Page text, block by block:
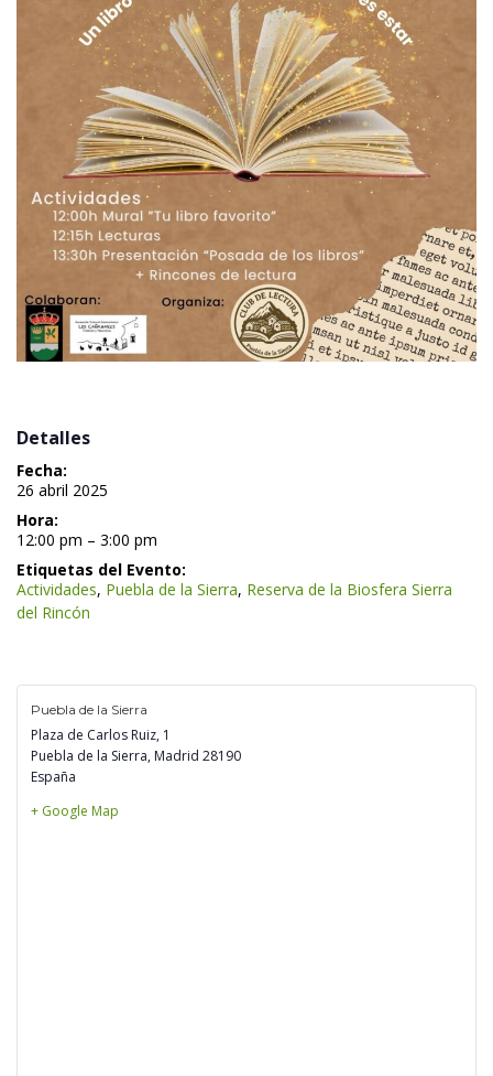
Detalles
Fecha:
26 abril 2025
Hora:
12:00 pm – 3:00 pm
Etiquetas del Evento:
Actividade, Puebla de la Sierra, Reserva de la Biosfera Sierra
del Rincón
Puebla de la Sierra
Plaza de Carlos Ruiz, 1
Puebla de la Sierra, Madrid 28190
España
+ Google Map